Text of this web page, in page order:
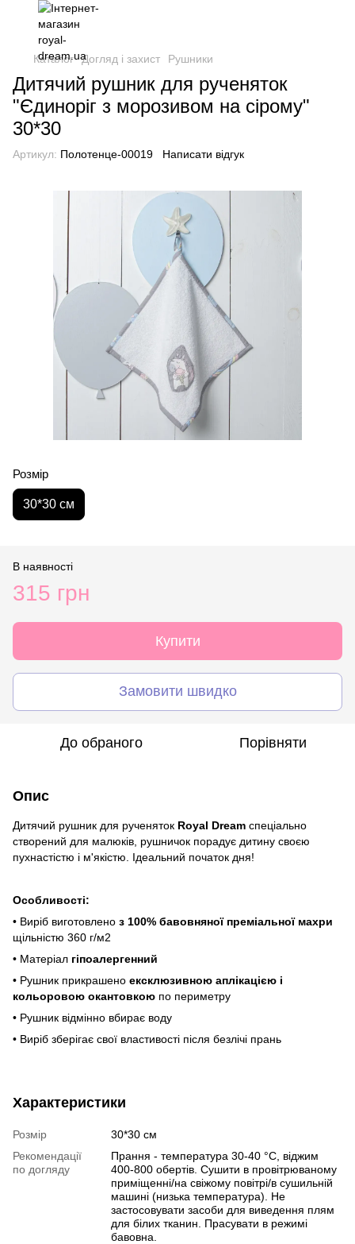
Каталог Догляд і захист Рушники
Дитячий рушник для рученяток
"Єдиноріг з морозивом на сірому"
30*30
Артикул: Полотенце-00019 Написати відгук
Розмір
30*30 см
В наявності
315 грн
Купити
Замовити швидко
До обраного Порівняти
Опис
Дитячий рушник для рученяток Royal Dream спеціально
створений для малюків, рушничок порадує дитину своєю
пухнастістю і м'якістю. Ідеальний початок дня!
Особливості:
• Виріб виготовлено з 100% бавовняної преміальної махри
щільністю 360 г/м2
• Матеріал гіпоалергенний
• Рушник прикрашено ексклюзивною аплікацією і
кольоровою окантовкою по периметру
• Рушник відмінно вбирає воду
• Виріб зберігає свої властивості після безлічі прань
Характеристики
Розмір
30*30 см
Рекомендації
по догляду
Прання - температура 30-40 °C, віджим
400-800 обертів. Сушити в провітрюваному
приміщенні/на свіжому повітрі/в сушильній
машині (низька температура). Не
застосовувати засоби для виведення плям
для білих тканин. Прасувати в режимі
бавовна.